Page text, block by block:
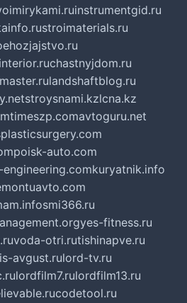
instrumentgid.ru
stroimaterials.ru
chastnyjdom.ru
landshaftblog.ru
stroysnami.kzlcna.kz
timeszp.comavtoguru.net
poisk-auto.com
kuryatnik.info
smi366.ru
yes-fitness.ru
voda-otri.rutishinapve.ru
avgust.rulord-tv.ru
lordfilm7.rulordfilm13.ru
codetool.ru